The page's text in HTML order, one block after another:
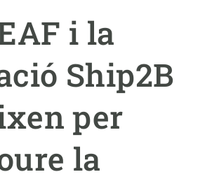
i la
Ship2B
per
la